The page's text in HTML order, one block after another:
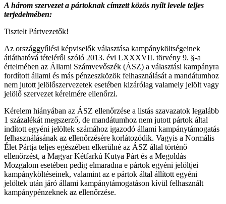
A három szervezet a pártoknak címzett közös nyílt levele teljes
terjedelmében:
Tisztelt Pártvezetők!
Az országgyűlési képviselők választása kampányköltségeinek
átláthatóvá tételéről szóló 2013. évi LXXXVII. törvény 9. §-a
értelmében az Állami Számvevőszék (ÁSZ) a választási kampányra
fordított állami és más pénzeszközök felhasználását a mandátumhoz
nem jutott jelölőszervezetek esetében kizárólag valamely jelölt vagy
jelölő szervezet kérelmére ellenőrzi.
Kérelem hiányában az ÁSZ ellenőrzése a listás szavazatok legalább
1 százalékát megszerző, de mandátumhoz nem jutott pártok által
indított egyéni jelöltek számához igazodó állami kampánytámogatás
felhasználásának az ellenőrzésére korlátozódik. Vagyis a Normális
Élet Pártja teljes egészében elkerülné az ÁSZ által történő
ellenőrzést, a Magyar Kétfarkú Kutya Párt és a Megoldás
Mozgalom esetében pedig elmaradna e pártok egyéni jelöltjei
kampányköltéseinek, valamint az e pártok által állított egyéni
jelöltek után járó állami kampánytámogatáson kívül felhasznált
kampánypénzeknek az ellenőrzése.